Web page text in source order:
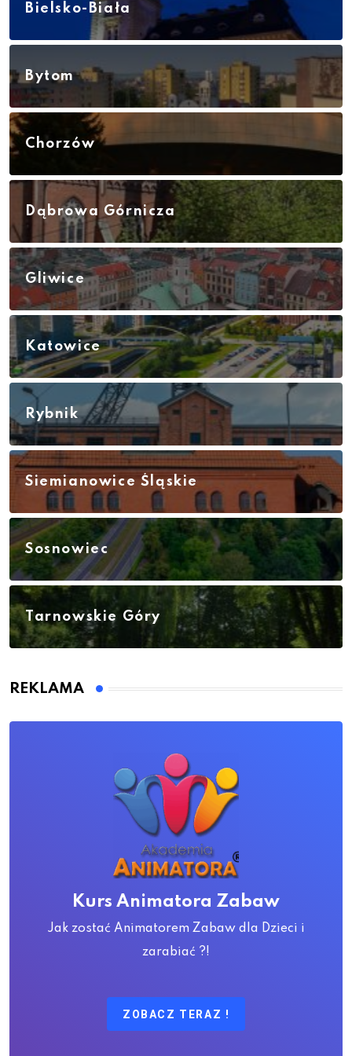
Bielsko-Biała
Bytom
Chorzów
Dąbrowa Górnicza
Gliwice
Katowice
Rybnik
Siemianowice Śląskie
Sosnowiec
Tarnowskie Góry
REKLAMA
Kurs Animatora Zabaw
Jak zostać Animatorem Zabaw dla Dzieci i
zarabiać ?!
ZOBACZ TERAZ !